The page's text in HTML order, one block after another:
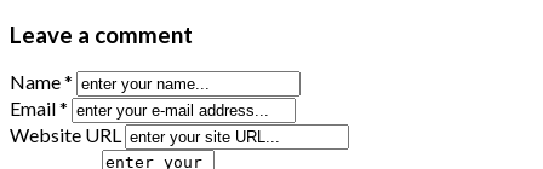
Leave a comment
Name *
Email *
Website URL